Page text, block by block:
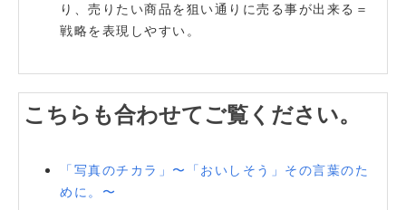
り、売りたい商品を狙い通りに売る事が出来る＝
戦略を表現しやすい。
こちらも合わせてご覧ください。
「写真のチカラ」〜「おいしそう」その言葉のた
めに。〜